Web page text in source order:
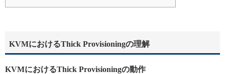
KVMにおけるThick Provisioningの理解
KVMにおけるThick Provisioningの動作